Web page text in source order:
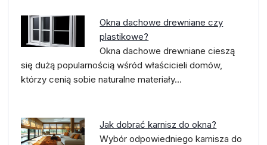
Okna dachowe drewniane czy
plastikowe?
Okna dachowe drewniane cieszą
się dużą popularnością wśród właścicieli domów,
którzy cenią sobie naturalne materiały…
Jak dobrać karnisz do okna?
Wybór odpowiedniego karnisza do